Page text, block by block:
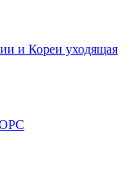
и Кореи уходящая